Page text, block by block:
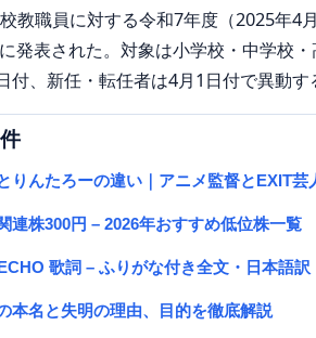
教職員に対する令和7年度（2025年4
発表された。対象は小学校・中学校
付、新任・転任者は4月1日付で異動す
りんたろーの違い｜アニメ監督とEXIT芸
連株300円 – 2026年おすすめ低位株一覧
歌詞 – ふりがな付き全文・日本語訳
本名と失明の理由、目的を徹底解説